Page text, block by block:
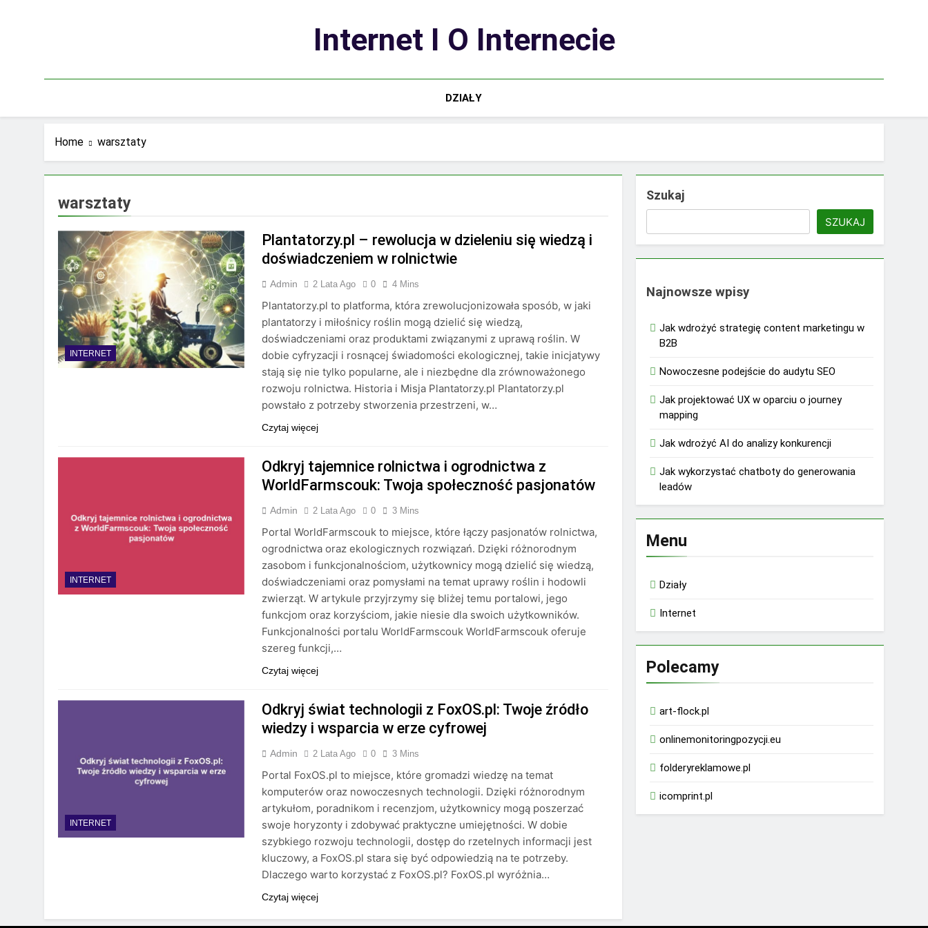
Internet I O Internecie
DZIAŁY
Home warsztaty
warsztaty
INTERNET
Plantatorzy.pl – rewolucja w dzieleniu się wiedzą i
doświadczeniem w rolnictwie
Admin 2 Lata Ago 0 4 Mins
Plantatorzy.pl to platforma, która zrewolucjonizowała sposób, w jaki
plantatorzy i miłośnicy roślin mogą dzielić się wiedzą,
doświadczeniami oraz produktami związanymi z uprawą roślin. W
dobie cyfryzacji i rosnącej świadomości ekologicznej, takie inicjatywy
stają się nie tylko popularne, ale i niezbędne dla zrównoważonego
rozwoju rolnictwa. Historia i Misja Plantatorzy.pl Plantatorzy.pl
powstało z potrzeby stworzenia przestrzeni, w…
Czytaj więcej
INTERNET
Odkryj tajemnice rolnictwa i ogrodnictwa z
WorldFarmscouk: Twoja społeczność pasjonatów
Admin 2 Lata Ago 0 3 Mins
Portal WorldFarmscouk to miejsce, które łączy pasjonatów rolnictwa,
ogrodnictwa oraz ekologicznych rozwiązań. Dzięki różnorodnym
zasobom i funkcjonalnościom, użytkownicy mogą dzielić się wiedzą,
doświadczeniami oraz pomysłami na temat uprawy roślin i hodowli
zwierząt. W artykule przyjrzymy się bliżej temu portalowi, jego
funkcjom oraz korzyściom, jakie niesie dla swoich użytkowników.
Funkcjonalności portalu WorldFarmscouk WorldFarmscouk oferuje
szereg funkcji,…
Czytaj więcej
INTERNET
Odkryj świat technologii z FoxOS.pl: Twoje źródło
wiedzy i wsparcia w erze cyfrowej
Admin 2 Lata Ago 0 3 Mins
Portal FoxOS.pl to miejsce, które gromadzi wiedzę na temat
komputerów oraz nowoczesnych technologii. Dzięki różnorodnym
artykułom, poradnikom i recenzjom, użytkownicy mogą poszerzać
swoje horyzonty i zdobywać praktyczne umiejętności. W dobie
szybkiego rozwoju technologii, dostęp do rzetelnych informacji jest
kluczowy, a FoxOS.pl stara się być odpowiedzią na te potrzeby.
Dlaczego warto korzystać z FoxOS.pl? FoxOS.pl wyróżnia…
Czytaj więcej
Szukaj
SZUKAJ
Najnowsze wpisy
Jak wdrożyć strategię content marketingu w
B2B
Nowoczesne podejście do audytu SEO
Jak projektować UX w oparciu o journey
mapping
Jak wdrożyć AI do analizy konkurencji
Jak wykorzystać chatboty do generowania
leadów
Menu
Działy
Internet
Polecamy
art-flock.pl
onlinemonitoringpozycji.eu
folderyreklamowe.pl
icomprint.pl